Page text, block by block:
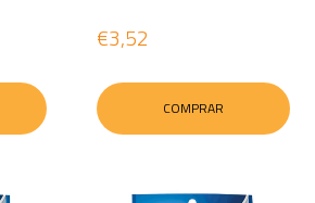
€3,52
COMPRAR